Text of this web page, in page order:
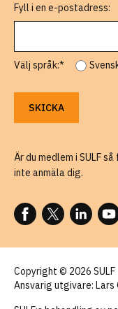
Fyll i en e-postadress:
Välj språk:*
Är du medlem i SULF
inte anmäla dig.
FÖLJ OSS PÅFÖLJ OSS PÅ X
FÖLJ OSS
Copyright © 2026 SULF
Ansvarig utgivare: Lars